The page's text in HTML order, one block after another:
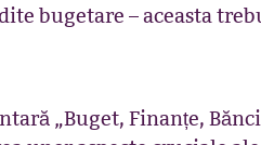
bugetare – aceasta
„Buget, Finanțe,